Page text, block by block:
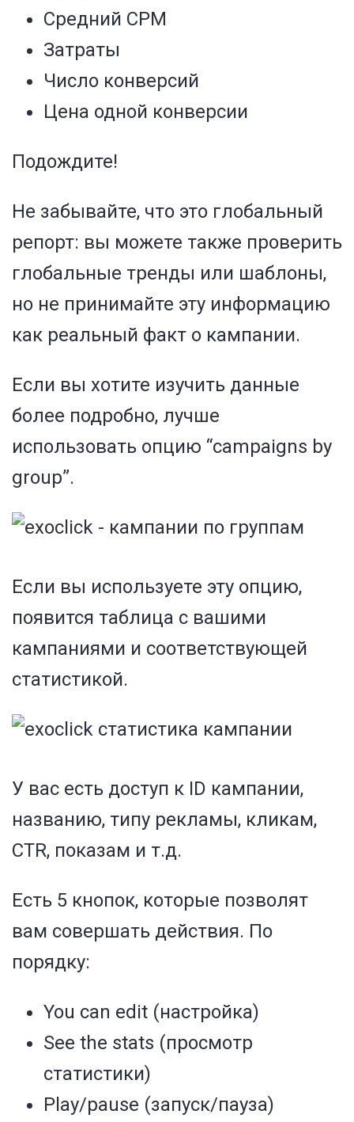
Средний CPM
Затраты
Число конверсий
Цена одной конверсии
Подождите!
Не забывайте, что это глобальный
репорт: вы можете также проверить
глобальные тренды или шаблоны,
но не принимайте эту информацию
как реальный факт о кампании.
Если вы хотите изучить данные
более подробно, лучше
использовать опцию “campaigns by
group”.
Если вы используете эту опцию,
появится таблица с вашими
кампаниями и соответствующей
статистикой.
У вас есть доступ к ID кампании,
названию, типу рекламы, кликам,
CTR, показам и т.д.
Есть 5 кнопок, которые позволят
вам совершать действия. По
порядку:
You can edit (настройка)
See the stats (просмотр
статистики)
Play/pause (запуск/пауза)